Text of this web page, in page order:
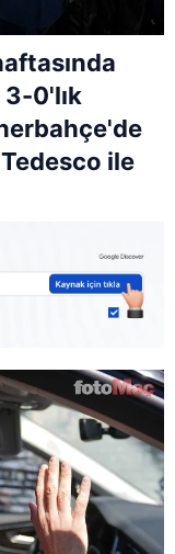
3-0'lık
ile